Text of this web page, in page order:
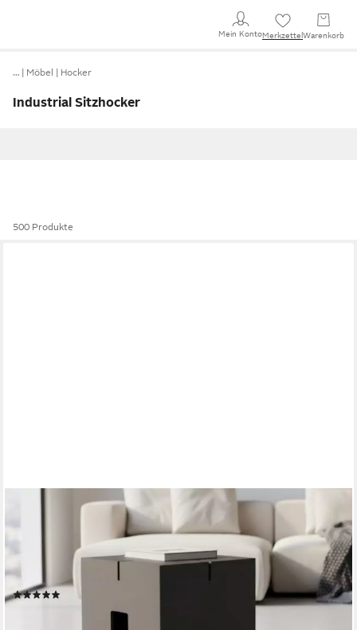
Mein KontoMerkzettel Warenkorb
… Möbel Hocker
Industrial Sitzhocker
500 Produkte
NEVER SIT ALONE
Sitzhocker Holz - handgefertigt - Sitzwürfel - verkettbar - Design
Hocker (Hocker einzeln oder als Set kombinierbar – Design
Sitzhocker - belastbar bis 120 kg, 6 Varianten verfügbar, 1 St.,
Beistelltisch oder als Sitzgelegenheit), Hochwertige Handarbeit
399,00 €